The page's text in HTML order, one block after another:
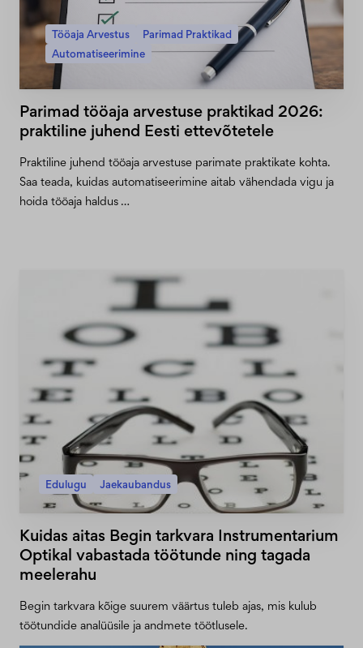
Tööaja Arvestus
Parimad Praktikad
Automatiseerimine
Parimad tööaja arvestuse praktikad 2026:
praktiline juhend Eesti ettevõtetele
Praktiline juhend tööaja arvestuse parimate praktikate kohta.
Saa teada, kuidas automatiseerimine aitab vähendada vigu ja
hoida tööaja haldus …
Edulugu Jaekaubandus
Kuidas aitas Begin tarkvara Instrumentarium
Optikal vabastada töötunde ning tagada
meelerahu
Begin tarkvara kõige suurem väärtus tuleb ajas, mis kulub
töötundide analüüsile ja andmete töötlusele.